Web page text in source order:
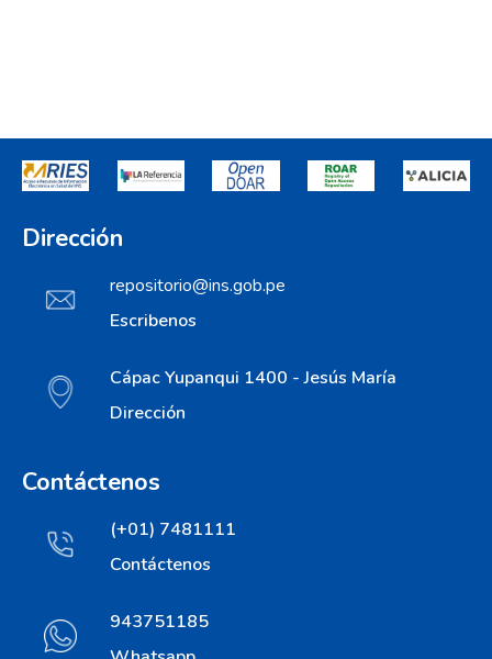
Dirección
repositorio@ins.gob.pe
Escribenos
Cápac Yupanqui 1400 - Jesús María
Dirección
Contáctenos
(+01) 7481111
Contáctenos
943751185